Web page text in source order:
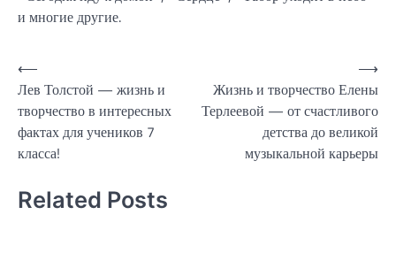
и многие другие.
Навигация
по
записям
⟵
Лев Толстой — жизнь и
творчество в интересных
фактах для учеников 7
класса!
Жизнь и творчество Елены
Терлеевой — от счастливого
детства до великой
музыкальной карьеры
⟶
Related Posts